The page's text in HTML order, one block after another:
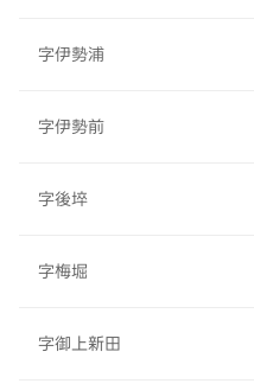
字伊勢浦
字伊勢前
字後埣
字梅堀
字御上新田